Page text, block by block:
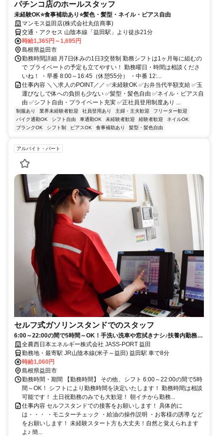
パチンコ店のホールスタッフ
未経験OK⭐食事補助あり⭐髪色・髪型・ネイル・ピアス自由
マンモス益田店(株式会社丸信商事)
交通・アクセス 山陰本線「益田駅」より徒歩21分
時給1,365円～1,695円
島根県益田市
勤務時間詳細 月7日休みの1日3交替制 勤務シフトは1ヶ月毎に組むの
で プライベートの予定も立てやすい！ 勤務曜日・時間は相談くださ
いね！ ・早番 8:00～16:45（休憩55分） ・中番 12:...
仕事内容 ＼＼求人のPOINT／／ ✅未経験OK ✅お弁当代半額支給 ✅玉
運びなしで体への負担も少ない ✅髪型・髪色自由 ✅ネイル・ピアス自
由 ✅シフト自由・プライベート充実 ✅正社員登用制度あり ...
制服あり 業界未経験者歓迎 社員登用あり 主婦・主夫歓迎
フリーター歓迎
バイク通勤OK
シフト自由 車通勤OK 未経験者歓迎 経験者歓迎
ネイルOK
ブランクOK
シフト制 ピアスOK 食事補助あり 髪型・髪色自由
アルバイト・パート
セルフ式ガソリンスタンドでのスタッフ
6:00～22:00の間で5時間～OK！手洗い洗車や窓拭きナシ♪扶養内勤務や
WワークもOK！
全農西日本エネルギー株式会社 JASS-PORT 益田
勤務地・最寄駅 JR山陰本線(米子～益田) 益田駅 車で8分
時給1,060円
島根県益田市
勤務時間・期間 【勤務時間】 その他、シフト 6:00～22:00の間で5時
間～OK！ シフトにより勤務時間を決定いたします！ 勤務時間は相談
可能です！ 土日祝勤務のみでも大歓迎！ 朝イチから勤務...
仕事内容 セルフスタンドでの接客をお願いします！ 具体的に
は・・・ ・モニターチェック ・給油の操作説明 ・お客様の誘導 など
をお願いします！ 未経験スタート方も大丈夫！自然と覚えられます
よ♪ 簡...